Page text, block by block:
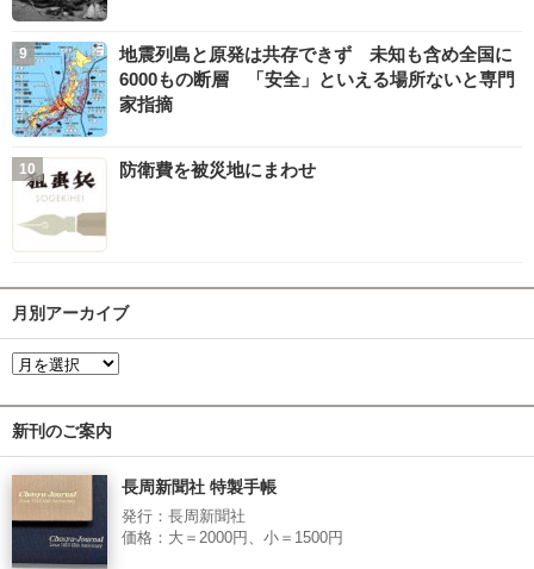
地震列島と原発は共存できず 未知も含め全国に
6000もの断層 「安全」といえる場所ないと専門
家指摘
防衛費を被災地にまわせ
月別アーカイブ
新刊のご案内
長周新聞社 特製手帳
発行：長周新聞社
価格：大＝2000円、小＝1500円